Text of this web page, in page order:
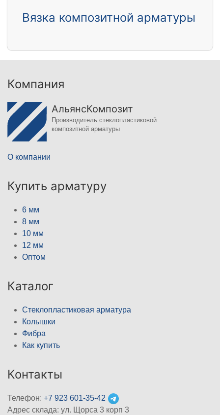
Вязка композитной арматуры
Компания
АльянсКомпозит
Производитель стеклопластиковой
композитной арматуры
О компании
Купить арматуру
6 мм
8 мм
10 мм
12 мм
Оптом
Каталог
Стеклопластиковая арматура
Колышки
Фибра
Как купить
Контакты
Телефон: +7 923 601-35-42
Адрес склада: ул. Щорса 3 корп 3